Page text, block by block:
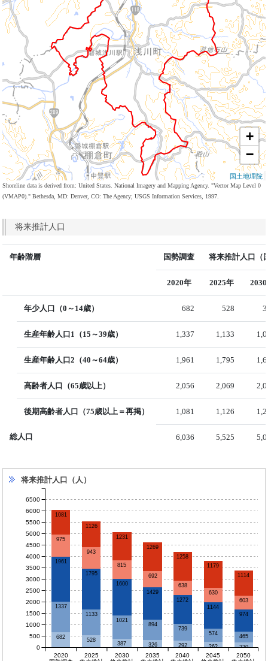
+
−
国土地理院
Shoreline data is derived from: United States. National Imagery and Mapping Agency. "Vector Map Level 0
(VMAP0)." Bethesda, MD: Denver, CO: The Agency; USGS Information Services, 1997.
将来推計人口
年齢階層 国勢調査 将来推計人口（
2020年 2025年
年少人口（0～14歳） 682 528
生産年齢人口1（15～39歳） 1,337 1,133
生産年齢人口2（40～64歳） 1,961 1,795
高齢者人口（65歳以上） 2,056 2,069
後期高齢者人口（75歳以上＝再掲） 1,081 1,126
総人口 6,036 5,525
将来推計人口（人）
682
528
387 326 292 262 220
1337
1133
1021
894
739
574
465
1961
1795
1600
1429
1272
1144
974
975
943
815
692
638
630
603
1081
1126
1231
1269
1258
1179
1114
2020
2025
2030
2035
2040
2045
2050
0
500
1000
1500
2000
2500
3000
3500
4000
4500
5000
5500
6000
6500